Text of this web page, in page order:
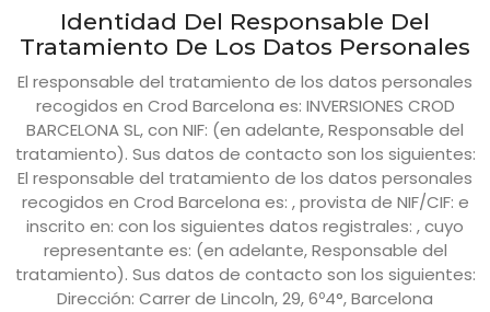
Identidad Del Responsable Del
Tratamiento De Los Datos Personales
El responsable del tratamiento de los datos personales
recogidos en Crod Barcelona es: INVERSIONES CROD
BARCELONA SL, con NIF: (en adelante, Responsable del
tratamiento). Sus datos de contacto son los siguientes:
El responsable del tratamiento de los datos personales
recogidos en Crod Barcelona es: , provista de NIF/CIF: e
inscrito en: con los siguientes datos registrales: , cuyo
representante es: (en adelante, Responsable del
tratamiento). Sus datos de contacto son los siguientes:
Dirección: Carrer de Lincoln, 29, 6º4°, Barcelona